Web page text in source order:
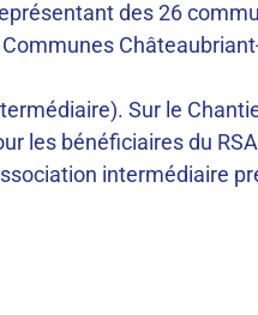
des 26
Sur le
les bénéficiai­res du
intermédiaire